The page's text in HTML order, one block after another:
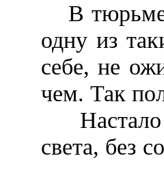
В тюрьме
одну из
себе, не
чем. Так
Настало
света, без